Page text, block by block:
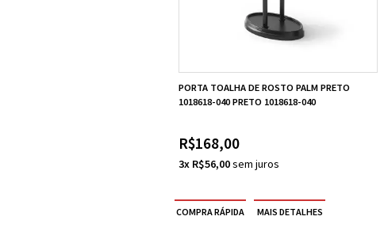
PORTA TOALHA DE ROSTO PALM PRETO
1018618-040 PRETO 1018618-040
R$168,00
3x R$56,00